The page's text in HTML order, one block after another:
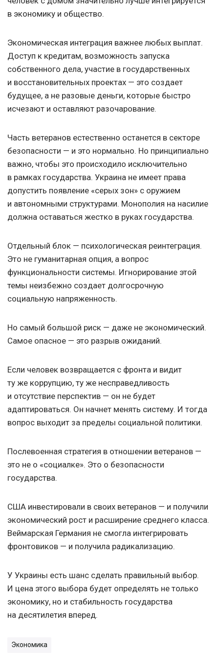
в экономику и общество.
Экономическая интеграция важнее любых выплат.
Доступ к кредитам, возможность запуска
собственного дела, участие в государственных
и восстановительных проектах — это создает
будущее, а не разовые деньги, которые быстро
исчезают и оставляют разочарование.
Часть ветеранов естественно останется в секторе
безопасности — и это нормально. Но принципиально
важно, чтобы это происходило исключительно
в рамках государства. Украина не имеет права
допустить появление «серых зон» с оружием
и автономными структурами. Монополия на насилие
должна оставаться жестко в руках государства.
Отдельный блок — психологическая реинтеграция.
Это не гуманитарная опция, а вопрос
функциональности системы. Игнорирование этой
темы неизбежно создает долгосрочную
социальную напряженность.
Но самый большой риск — даже не экономический.
Самое опасное — это разрыв ожиданий.
Если человек возвращается с фронта и видит
ту же коррупцию, ту же несправедливость
и отсутствие перспектив — он не будет
адаптироваться. Он начнет менять систему. И тогда
вопрос выходит за пределы социальной политики.
Послевоенная стратегия в отношении ветеранов —
это не о «социалке». Это о безопасности
государства.
США инвестировали в своих ветеранов — и получили
экономический рост и расширение среднего класса.
Веймарская Германия не смогла интегрировать
фронтовиков — и получила радикализацию.
У Украины есть шанс сделать правильный выбор.
И цена этого выбора будет определять не только
экономику, но и стабильность государства
на десятилетия вперед.
Экономика